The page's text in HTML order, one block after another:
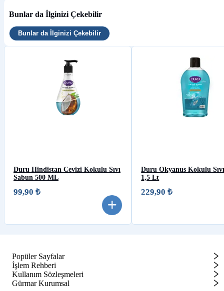
Bunlar da İlginizi Çekebilir
Bunlar da İlginizi Çekebilir
Duru Hindistan Cevizi Kokulu Sıvı
Sabun 500 ML
99,90 ₺
Duru Okyanus Kokulu
1,5 Lt
229,90 ₺
Popüler Sayfalar
İşlem Rehberi
Kullanım Sözleşmeleri
Gürmar Kurumsal